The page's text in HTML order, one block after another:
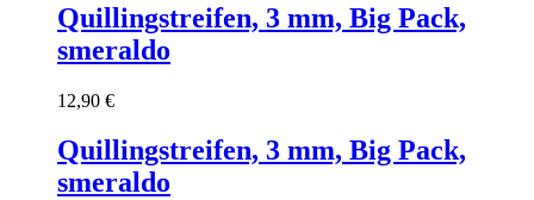
Quillingstreifen, 3 mm, Big Pack,
smeraldo
12,90 €
Quillingstreifen, 3 mm, Big Pack,
smeraldo